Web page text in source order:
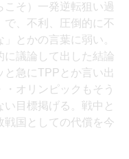
そ）一発逆転狙い過
で、不利、圧倒的に不
とかの言葉に弱い。
に議論して出した結論
と急にTPPとか言い出
・オリンピックもそう
目標掲げる。戦中と
戦国としての代償を今